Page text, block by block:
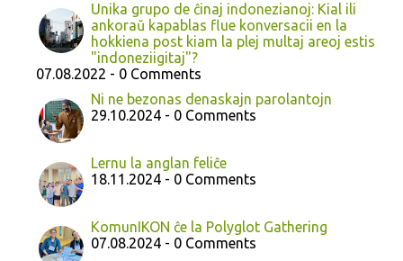
Unika grupo de ĉinaj indonezianoj: Kial ili
ankoraŭ kapablas flue konversacii en la
hokkiena post kiam la plej multaj areoj estis
"indoneziigitaj"?
07.08.2022 - 0 Comments
Ni ne bezonas denaskajn parolantojn
29.10.2024 - 0 Comments
Lernu la anglan feliĉe
18.11.2024 - 0 Comments
KomunIKON ĉe la Polyglot Gathering
07.08.2024 - 0 Comments